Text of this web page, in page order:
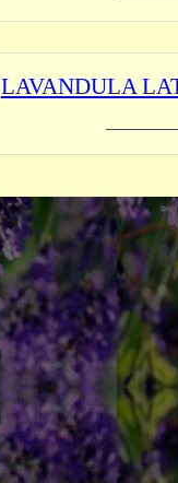
LAVANDULA